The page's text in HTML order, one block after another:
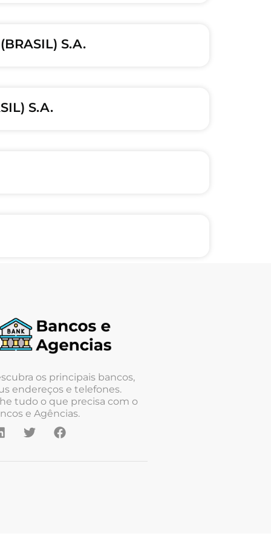
S.A.
S.A.
os principais bancos,
endereços e telefones.
tudo o que precisa com o
e Agências.